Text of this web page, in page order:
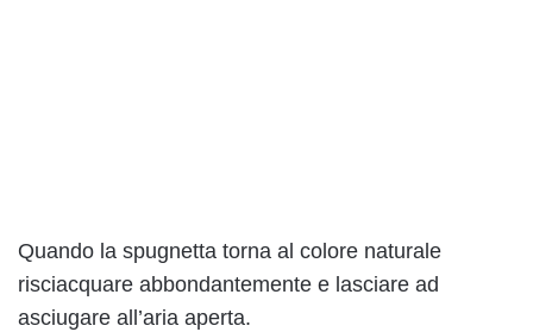
Quando la spugnetta torna al colore naturale
risciacquare abbondantemente e lasciare ad
asciugare all’aria aperta.